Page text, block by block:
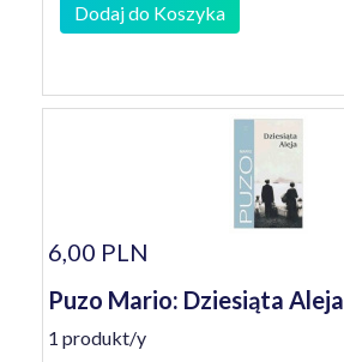
Dodaj do Koszyka
6,00 PLN
Puzo Mario: Dziesiąta Aleja
1 produkt/y